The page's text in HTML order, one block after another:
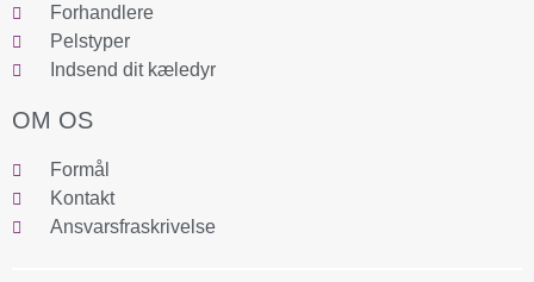
Forhandlere
Pelstyper
Indsend dit kæledyr
OM OS
Formål
Kontakt
Ansvarsfraskrivelse